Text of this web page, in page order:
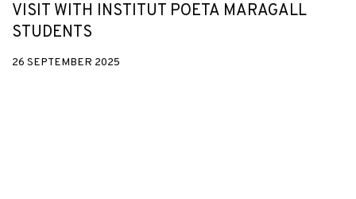
VISIT WITH INSTITUT POETA MARAGALL
STUDENTS
26 SEPTEMBER 2025